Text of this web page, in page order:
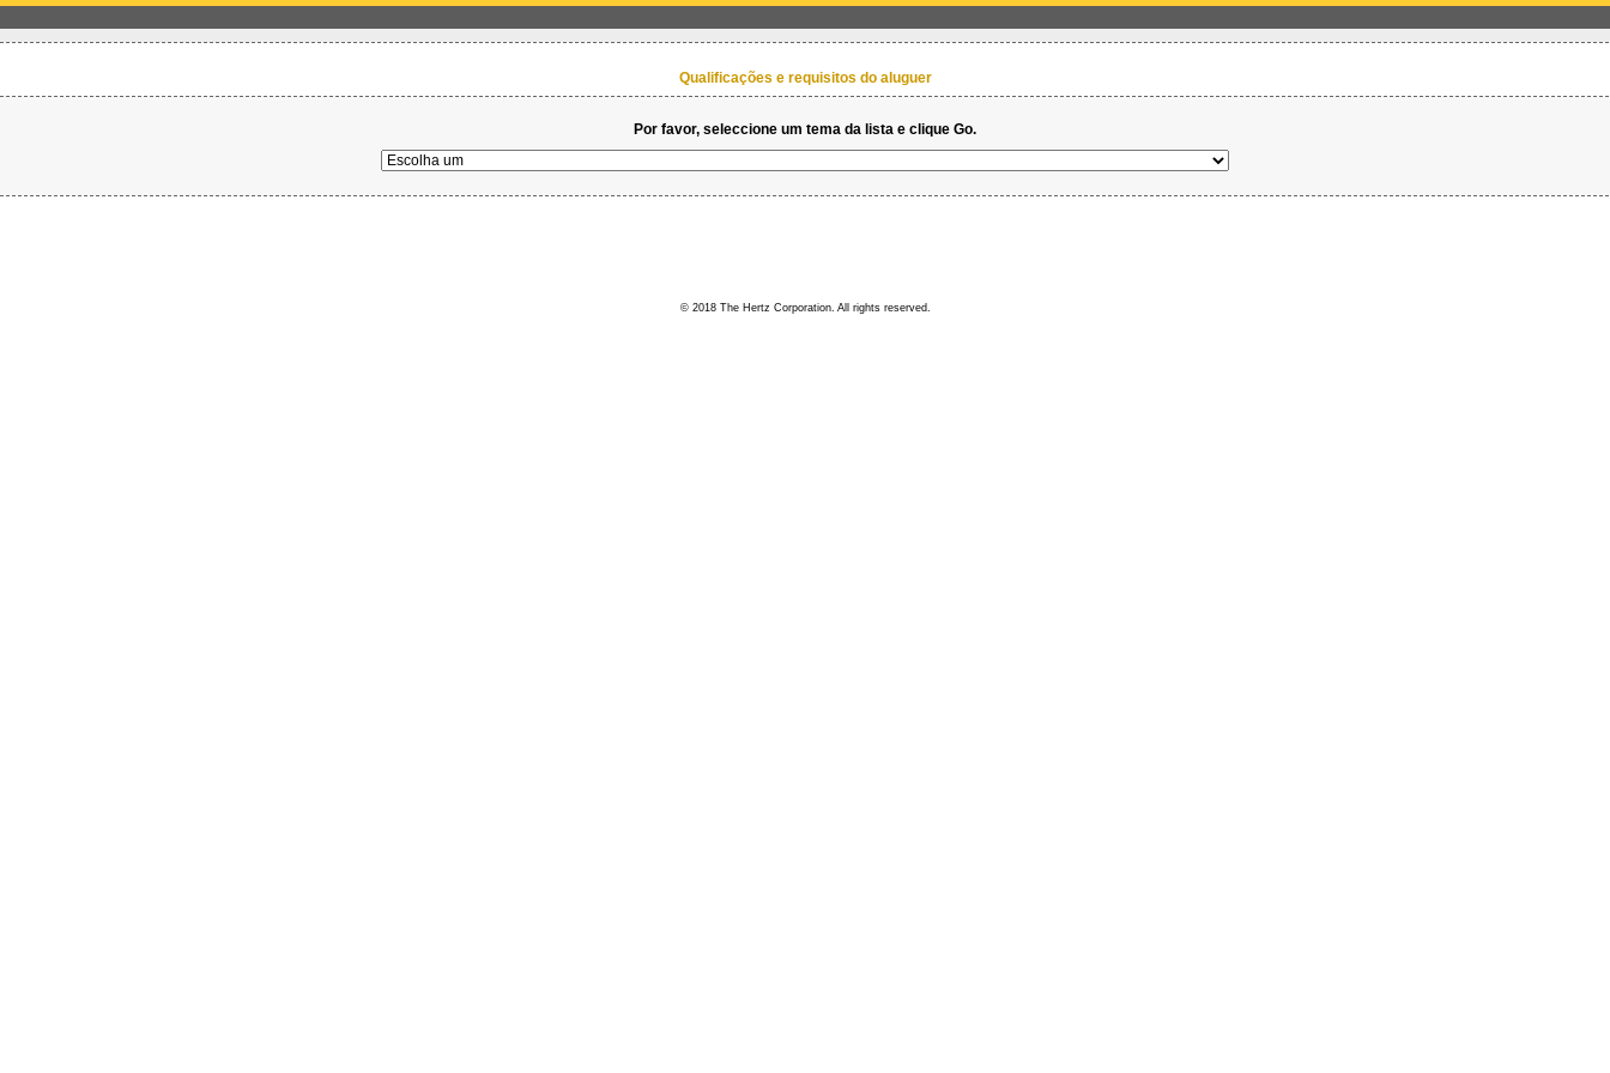
Qualificações e requisitos do aluguer
Por favor, seleccione um tema da lista e clique Go.
© 2018 The Hertz Corporation. All rights reserved.